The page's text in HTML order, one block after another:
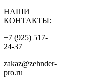
НАШИ
КОНТАКТЫ:
+7 (925) 517-
24-37
zakaz@zehnder-
pro.ru